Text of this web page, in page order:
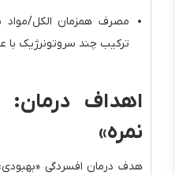
مصرف همزمان الکل/مواد
ترکیب چند سروتونرژیک با
اهداف درمان:
نمره»